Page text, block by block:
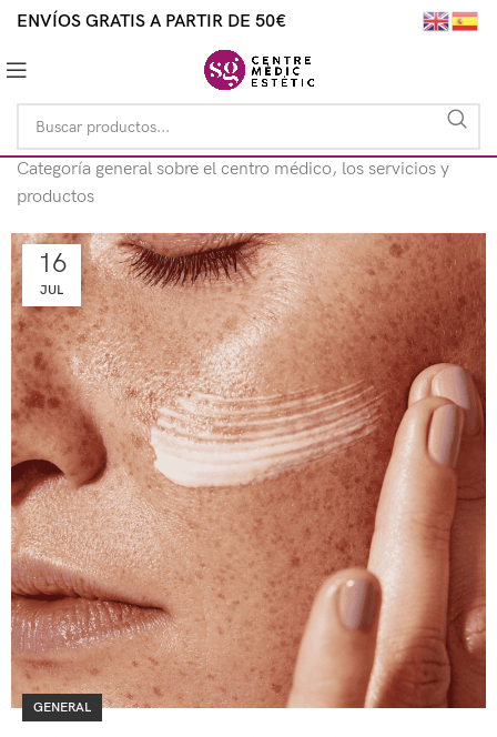
ENVÍOS GRATIS A PARTIR DE 50€
Categoría general sobre el centro médico, los servicios y
productos
16
JUL
GENERAL